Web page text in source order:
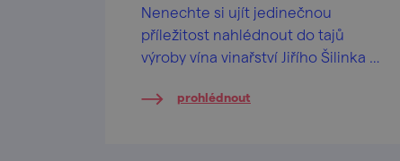
Nenechte si ujít jedinečnou
příležitost nahlédnout do tajů
výroby vína vinařství Jiřího Šilinka a
prohlédnout